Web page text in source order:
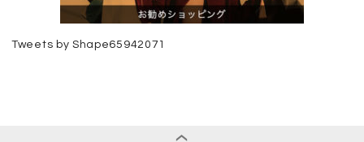
Tweets by Shape65942071